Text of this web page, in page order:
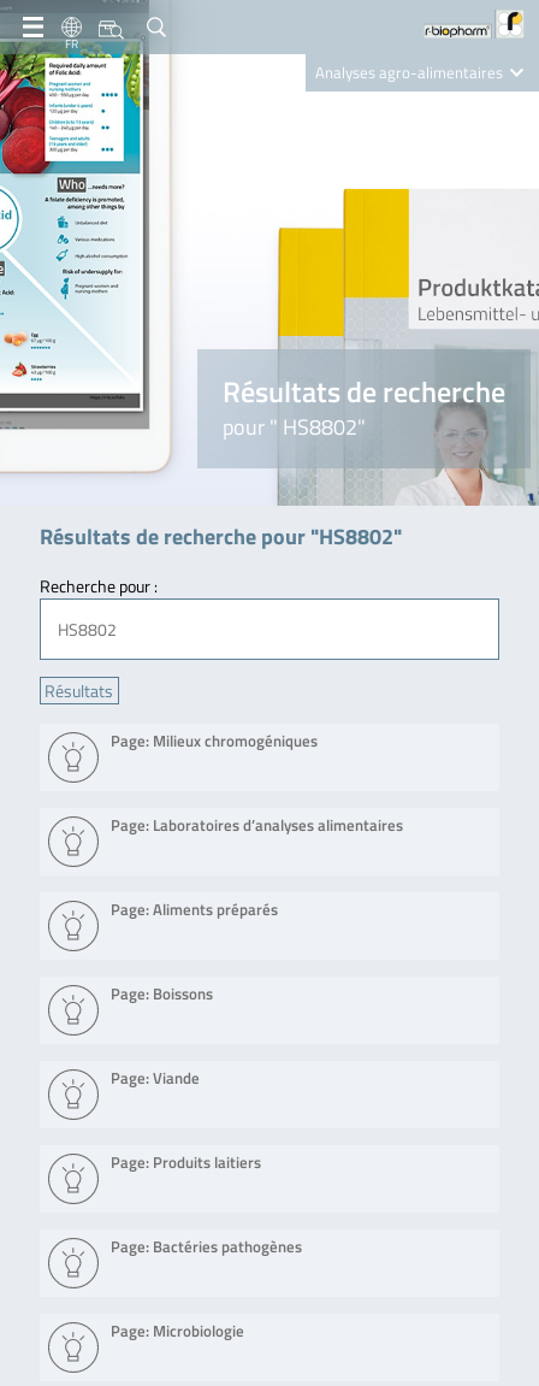
FR
Analyses agro-alimentaires
Nutrition Care
Résultats de recherche
pour " HS8802"
Résultats de recherche pour "HS8802"
Recherche pour :
Page: Milieux chromogéniques
Page: Laboratoires d’analyses alimentaires
Page: Aliments préparés
Page: Boissons
Page: Viande
Page: Produits laitiers
Page: Bactéries pathogènes
Page: Microbiologie